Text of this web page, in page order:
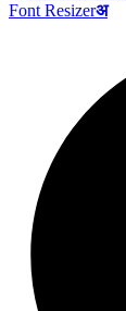
Font Resizerअ